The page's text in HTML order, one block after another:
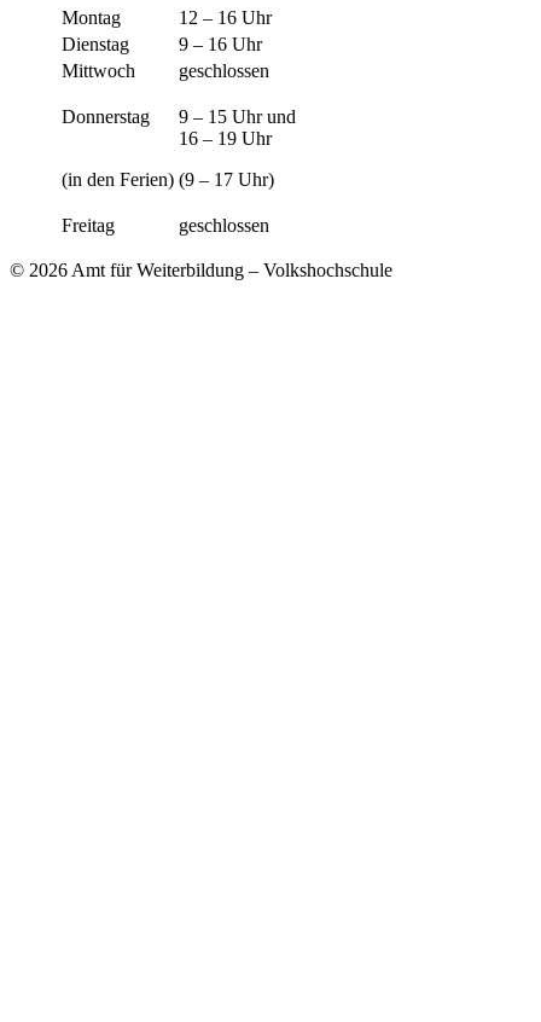
Montag
12 – 16 Uhr
Dienstag
9 – 16 Uhr
Mittwoch
geschlossen
Donnerstag
(in den Ferien)
9 – 15 Uhr und
16 – 19 Uhr
(9 – 17 Uhr)
Freitag geschlossen
© 2026 Amt für Weiterbildung – Volkshochschule